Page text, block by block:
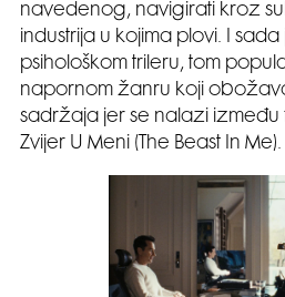
navedenog, navigirati kroz
industrija u kojima plovi. I
psihološkom trileru, tom
napornom žanru koji
sadržaja jer se nalazi između
Zvijer U Meni (The Beast In Me).